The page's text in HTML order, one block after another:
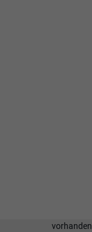
vorhanden